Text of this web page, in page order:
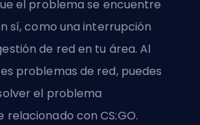
el problema se encuentre
sí, como una interrupción
de red en tu área. Al
problemas de red, puedes
el problema
con CS:GO.